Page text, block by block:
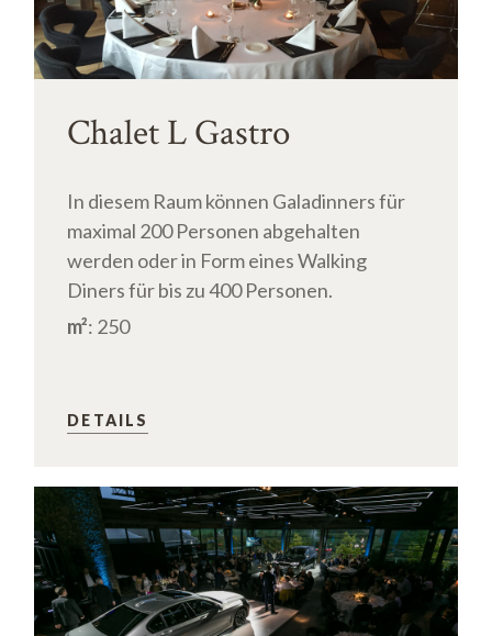
Chalet L Gastro
In diesem Raum können Galadinners für
maximal 200 Personen abgehalten
werden oder in Form eines Walking
Diners für bis zu 400 Personen.
m²: 250
DETAILS